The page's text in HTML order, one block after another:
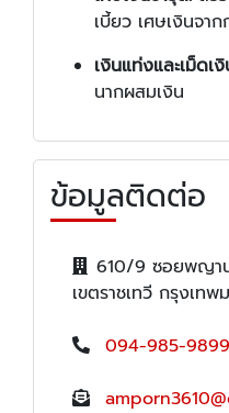
เบี้ยว เศษเงินจา
เงินแท่งและเม็ดเ
นากผสมเงิน
ข้อมูลติดต่อ
610/9 ซอยพญา
เขตราชเทวี กรุงเท
094-985-9899